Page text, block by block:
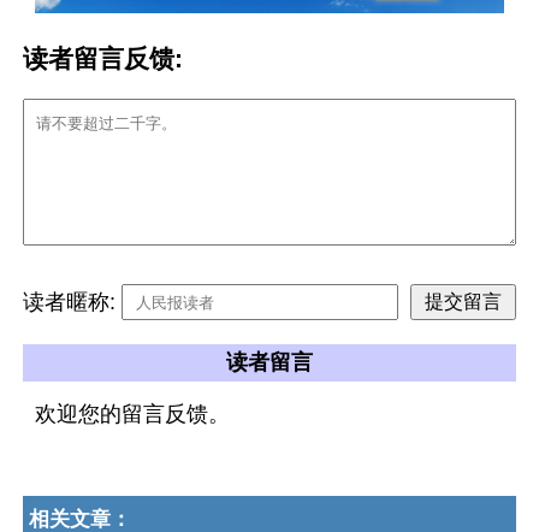
读者留言反馈:
读者暱称:
读者留言
欢迎您的留言反馈。
相关文章：